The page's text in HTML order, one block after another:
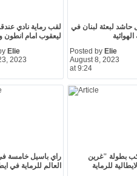
لقب رماية نادي
ليعقوب امام انطون
Elie
2023
حاشد لبعثة لبنان في
الهوائية
Posted by Elie
August 8, 2023
at 9:24
راي باسيل خامسة
العالم للرماية في
بطولة "غرين
للرماية